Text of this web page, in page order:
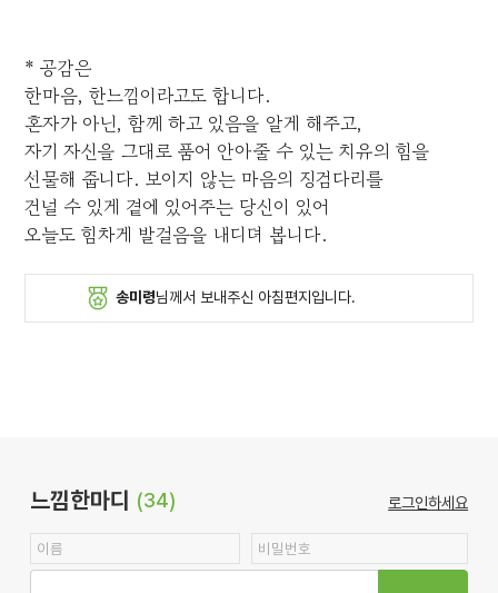
* 공감은
한마음, 한느낌이라고도 합니다.
혼자가 아닌, 함께 하고 있음을 알게 해주고,
자기 자신을 그대로 품어 안아줄 수 있는 치유의 힘을
선물해 줍니다. 보이지 않는 마음의 징검다리를
건널 수 있게 곁에 있어주는 당신이 있어
오늘도 힘차게 발걸음을 내디뎌 봅니다.
송미령님께서 보내주신 아침편지입니다.
느낌한마디 (34) 로그인하세요